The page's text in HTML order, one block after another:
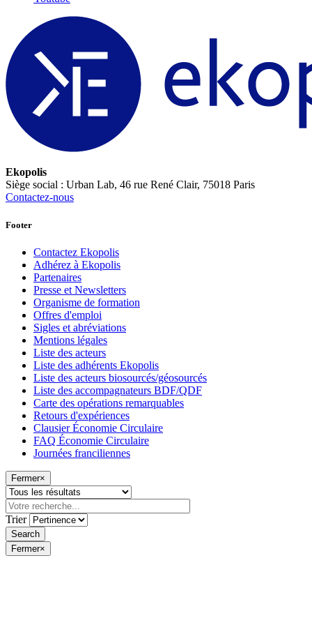
Ekopolis
Siège social : Urban Lab, 46 rue René Clair, 75018 Paris
Contactez-nous
Footer
Contactez Ekopolis
Adhérez à Ekopolis
Partenaires
Presse et Newsletters
Organisme de formation
Offres d'emploi
Sigles et abréviations
Mentions légales
Liste des acteurs
Liste des adhérents Ekopolis
Liste des acteurs biosourcés/géosourcés
Liste des accompagnateurs BDF/QDF
Carte des opérations remarquables
Retours d'expériences
Clausier Économie Circulaire
FAQ Économie Circulaire
Journées franciliennes
Fermer×
Trier
Fermer×